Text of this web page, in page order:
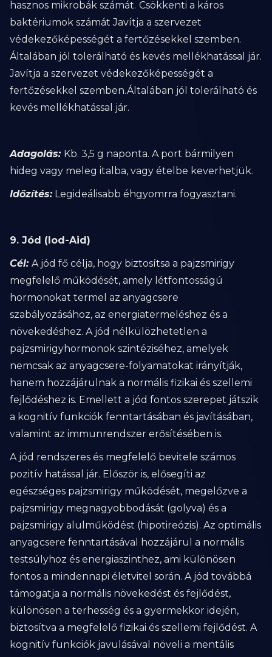
hasznos mikrobák számát. Csökkenti a káros
baktériumok számát Javítja a szervezet
védekezőképességét a fertőzésekkel szemben.
Általában jól tolerálható és kevés mellékhatással jár.
Javítja a szervezet védekezőképességét a
fertőzésekkel szemben.Általában jól tolerálható és
kevés mellékhatással jár.
Adagolás: Kb. 3,5 g naponta. A port bármilyen
hideg vagy meleg italba, vagy ételbe keverhetjük.
Időzítés:Legideálisabb éhgyomrra fogyasztani.
9. Jód (Iod-Aid)
Cél: A jód fő célja, hogy biztosítsa a pajzsmirigy
megfelelő működését, amely létfontosságú
hormonokat termel az anyagcsere
szabályozásához, az energiatermeléshez és a
növekedéshez. A jód nélkülözhetetlen a
pajzsmirigyhormonok szintéziséhez, amelyek
nemcsak az anyagcsere-folyamatokat irányítják,
hanem hozzájárulnak a normális fizikai és szellemi
fejlődéshez is. Emellett a jód fontos szerepet játszik
a kognitív funkciók fenntartásában és javításában,
valamint az immunrendszer erősítésében is.
A jód rendszeres és megfelelő bevitele számos
pozitív hatással jár. Először is, elősegíti az
egészséges pajzsmirigy működését, megelőzve a
pajzsmirigy megnagyobbodását (golyva) és a
pajzsmirigy alulműködést (hipotireózis). Az optimális
anyagcsere fenntartásával hozzájárul a normális
testsúlyhoz és energiaszinthez, ami különösen
fontos a mindennapi életvitel során. A jód továbbá
támogatja a normális növekedést és fejlődést,
különösen a terhesség és a gyermekkor idején,
biztosítva a megfelelő fizikai és szellemi fejlődést. A
kognitív funkciók javulásával növeli a mentális